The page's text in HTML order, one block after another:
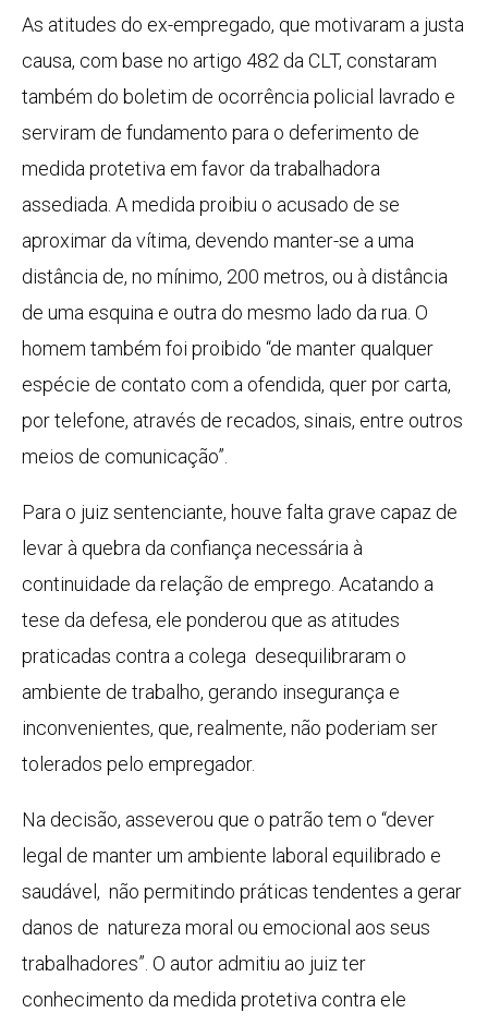
As atitudes do ex-empregado, que motivaram a justa
causa, com base no artigo 482 da CLT, constaram
também do boletim de ocorrência policial lavrado e
serviram de fundamento para o deferimento de
medida protetiva em favor da trabalhadora
assediada. A medida proibiu o acusado de se
aproximar da vítima, devendo manter-se a uma
distância de, no mínimo, 200 metros, ou à distância
de uma esquina e outra do mesmo lado da rua. O
homem também foi proibido “de manter qualquer
espécie de contato com a ofendida, quer por carta,
por telefone, através de recados, sinais, entre outros
meios de comunicação”.
Para o juiz sentenciante, houve falta grave capaz de
levar à quebra da confiança necessária à
continuidade da relação de emprego. Acatando a
tese da defesa, ele ponderou que as atitudes
praticadas contra a colega desequilibraram o
ambiente de trabalho, gerando insegurança e
inconvenientes, que, realmente, não poderiam ser
tolerados pelo empregador.
Na decisão, asseverou que o patrão tem o “dever
legal de manter um ambiente laboral equilibrado e
saudável, não permitindo práticas tendentes a gerar
danos de natureza moral ou emocional aos seus
trabalhadores”. O autor admitiu ao juiz ter
conhecimento da medida protetiva contra ele